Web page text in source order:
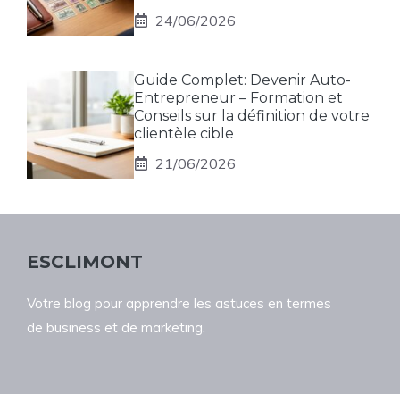
24/06/2026
Guide Complet: Devenir Auto-
Entrepreneur – Formation et
Conseils sur la définition de votre
clientèle cible
21/06/2026
ESCLIMONT
Votre blog pour apprendre les astuces en termes
de business et de marketing.